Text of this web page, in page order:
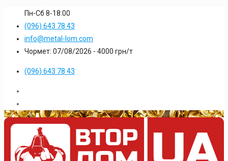
Пн-Сб 8-18:00
(096) 643 78 43
info@metal-lom.com
Чормет: 07/08/2026 - 4000 грн/т
(096) 643 78 43